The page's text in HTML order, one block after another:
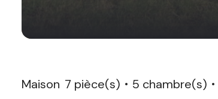
Maison 7 pièce(s) 5 chambre(s)